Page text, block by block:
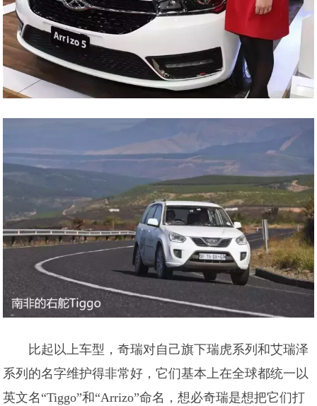
比起以上车型，奇瑞对自己旗下瑞虎系列和艾瑞泽
系列的名字维护得非常好，它们基本上在全球都统一以
英文名“Tiggo”和“Arrizo”命名，想必奇瑞是想把它们打